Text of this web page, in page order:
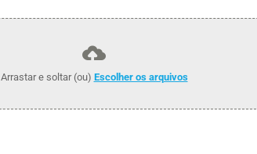
Arrastar e soltar (ou) Escolher os arquivos